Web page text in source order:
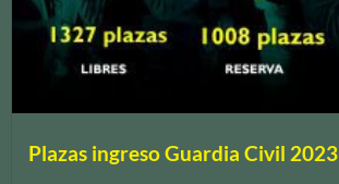
Plazas ingreso Guardia Civil 2023